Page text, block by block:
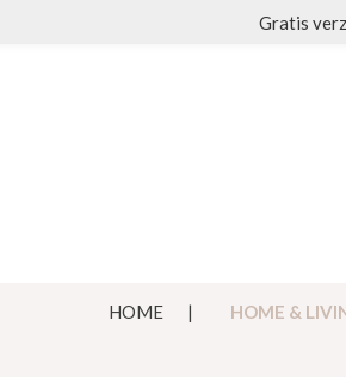
Gratis
HOME HOME &